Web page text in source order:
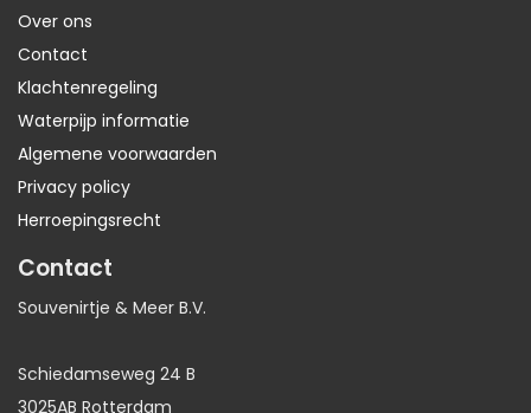
Over ons
Contact
Klachtenregeling
Waterpijp informatie
Algemene voorwaarden
Privacy policy
Herroepingsrecht
Contact
Souvenirtje & Meer B.V.
Schiedamseweg 24 B
3025AB Rotterdam